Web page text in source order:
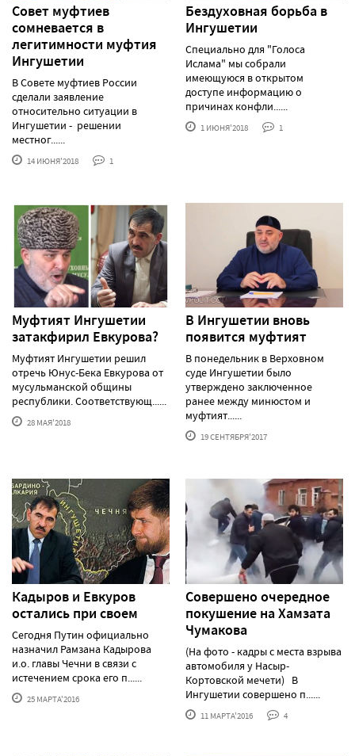
Совет муфтиев
сомневается в
легитимности муфтия
Ингушетии
В Совете муфтиев России
сделали заявление
относительно ситуации в
Ингушетии - решении
местног......
14 ИЮНЯ'2018 1
Бездуховная борьба в
Ингушетии
Специально для "Голоса
Ислама" мы собрали
имеющуюся в открытом
доступе информацию о
причинах конфли......
1 ИЮНЯ'2018 1
Муфтият Ингушетии
затакфирил Евкурова?
Муфтият Ингушетии решил
отречь Юнус-Бека Евкурова от
мусульманской общины
республики. Соответствующ......
28 МАЯ'2018
В Ингушетии вновь
появится муфтият
В понедельник в Верховном
суде Ингушетии было
утверждено заключенное
ранее между минюстом и
муфтият......
19 СЕНТЯБРЯ'2017
Кадыров и Евкуров
остались при своем
Сегодня Путин официально
назначил Рамзана Кадырова
и.о. главы Чечни в связи с
истечением срока его п......
25 МАРТА'2016
Совершено очередное
покушение на Хамзата
Чумакова
(На фото - кадры с места взрыва
автомобиля у Насыр-
Кортовской мечети) В
Ингушетии совершено п......
11 МАРТА'2016 4